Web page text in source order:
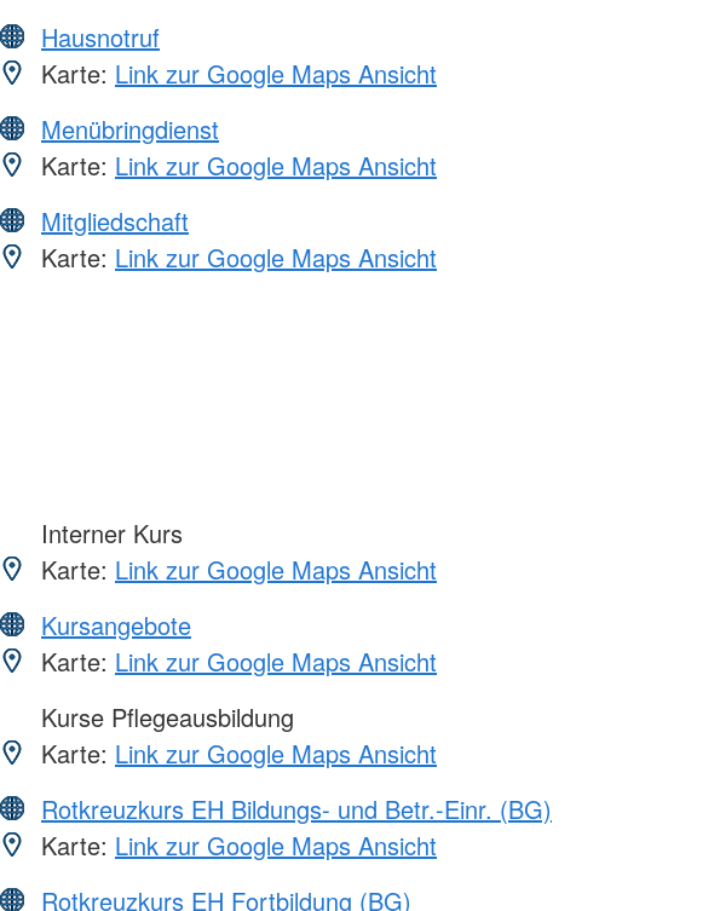
Hausnotruf
Karte: Link zur Google Maps Ansicht
Menübringdienst
Karte: Link zur Google Maps Ansicht
Mitgliedschaft
Karte: Link zur Google Maps Ansicht
Interner Kurs
Karte: Link zur Google Maps Ansicht
Kursangebote
Karte: Link zur Google Maps Ansicht
Kurse Pflegeausbildung
Karte: Link zur Google Maps Ansicht
Rotkreuzkurs EH Bildungs- und Betr.-Einr. (BG)
Karte: Link zur Google Maps Ansicht
Rotkreuzkurs EH Fortbildung (BG)